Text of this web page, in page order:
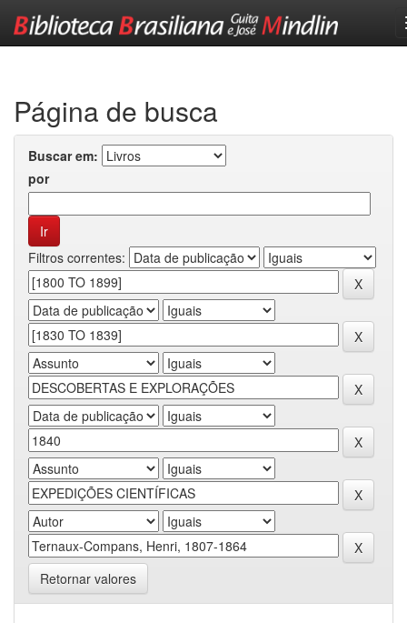
Página de busca
Buscar em:
por
Filtros correntes:
Retornar valores